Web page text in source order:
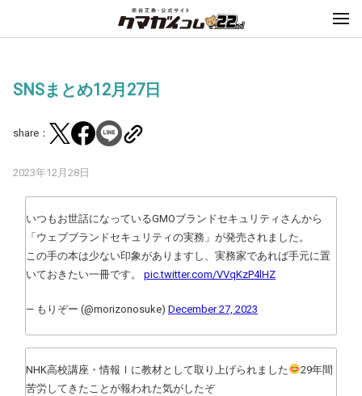
SNSまとめ12月27日
share：
2023年12月28日
いつもお世話になっているGMOブランドセキュリティさんから
「ウェブブランドセキュリティの実務」が発売されました。
この手の本は少ない印象がありますし、実務家であれば手元に置
いておきたい一冊です。 pic.twitter.com/VVqKzP4lHZ
— もりぞー (@morizonosuke) December 27, 2023
NHK高校講座・情報Ⅰに教材として取り上げられました
29年間
苦労してきたことが報われた気がしたぞ